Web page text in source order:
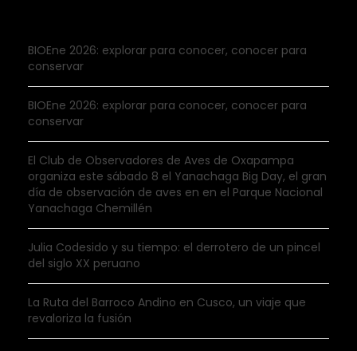
BIOEne 2026: explorar para conocer, conocer para
conservar
BIOEne 2026: explorar para conocer, conocer para
conservar
El Club de Observadores de Aves de Oxapampa
organiza este sábado 8 el Yanachaga Big Day, el gran
día de observación de aves en en el Parque Nacional
Yanachaga Chemillén
Julia Codesido y su tiempo: el derrotero de un pincel
del siglo XX peruano
La Ruta del Barroco Andino en Cusco, un viaje que
revaloriza la fusión